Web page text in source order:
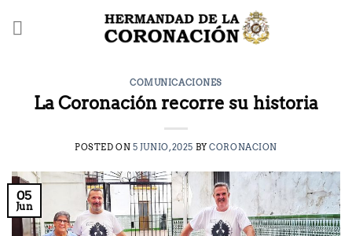
COMUNICACIONES
La Coronación recorre su historia
POSTED ON 5 JUNIO, 2025 BYCORONACION
05
Jun